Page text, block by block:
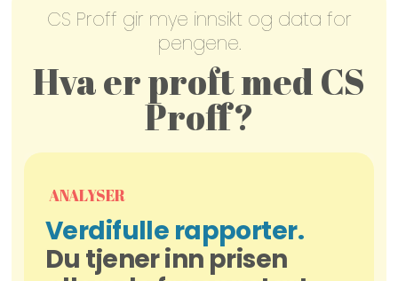
CS Proff gir mye innsikt og data for
pengene.
Hva er proft med CS
Proff?
ANALYSER
Verdifulle rapporter.
Du tjener inn prisen